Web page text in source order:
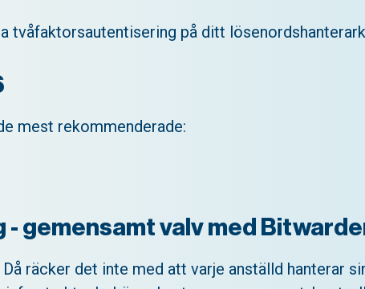
tvåfaktorsautentisering på ditt
mest rekommenderade:
gemensamt valv med
räcker det inte med att varje anställd hanterar